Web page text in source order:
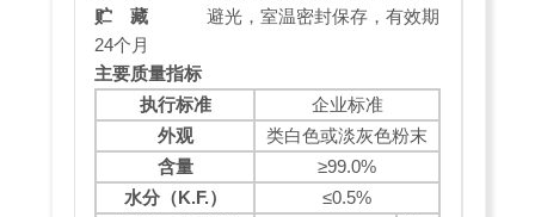
贮 藏 避光，室温密封保存，有效期
24个月
主要质量指标
执行标准
企业标准
外观
类白色或淡灰色粉末
含量
≥99.0%
水分（K.F.） ≤0.5%